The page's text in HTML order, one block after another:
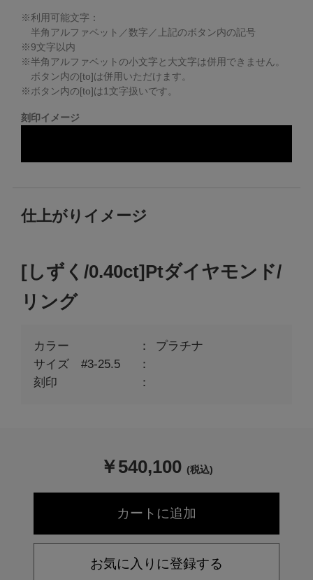
※利用可能文字：
半角アルファベット／数字／上記のボタン内の記号
※9文字以内
※半角アルファベットの小文字と大文字は併用できません。
ボタン内の[to]は併用いただけます。
※ボタン内の[to]は1文字扱いです。
刻印イメージ
仕上がりイメージ
[しずく/0.40ct]Ptダイヤモンド/
リング
カラー
プラチナ
サイズ #3-25.5
刻印
￥540,100 (税込)
お気に入りに登録する